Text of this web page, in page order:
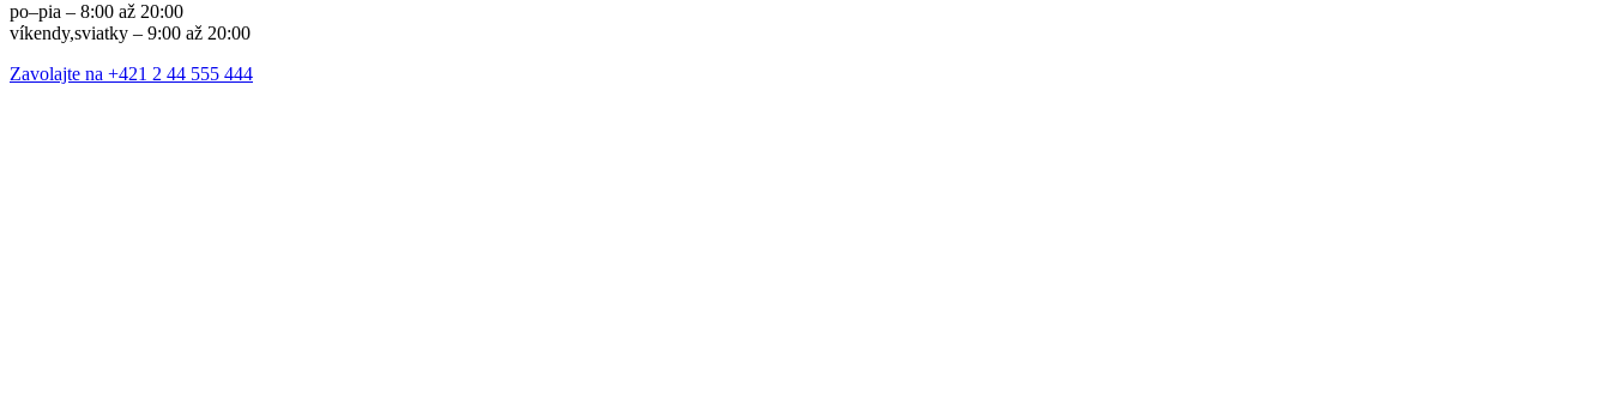
po–pia – 8:00 až 20:00
víkendy,sviatky – 9:00 až 20:00
Zavolajte na +421 2 44 555 444